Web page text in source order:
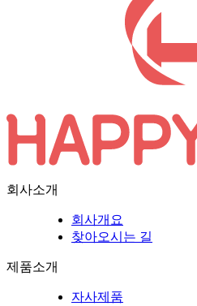
회사소개
회사개요
찾아오시는 길
제품소개
자사제품